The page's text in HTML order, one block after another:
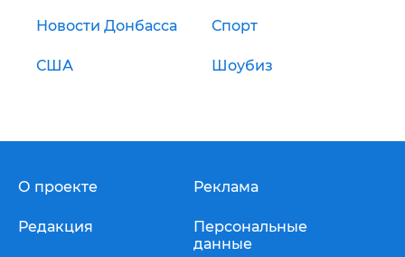
Новости Донбасса Спорт
США Шоубиз
О проекте
Редакция
Реклама
Персональные
данные